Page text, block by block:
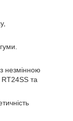
незмінною
та